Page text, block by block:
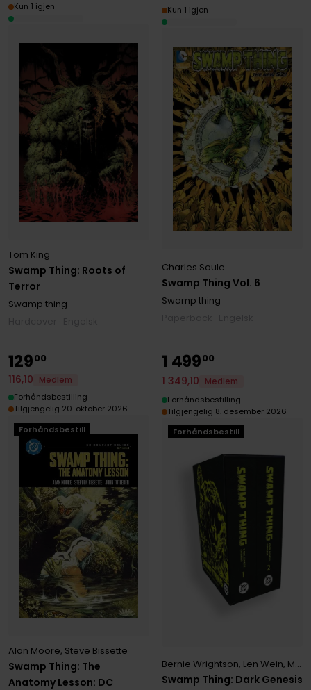
Swamp Thing: Roots of
Terror
Tom King
Swamp thing
Kun 1 igjen
Swamp Thing Vol. 6
Charles Soule
Swamp thing
Kun 1 igjen
Forhåndsbestill
Swamp Thing: The
Anatomy Lesson: DC
Alan Moore, Steve Bissette
12900
116,10
Medlem
Forhåndsbestilling
Tilgjengelig 20. oktober 2026
Forhåndsbestill
Swamp Thing: Dark Genesis
Bernie Wrightson, Len Wein, Martin Pasko
1 49900
1 349,10
Medlem
Forhåndsbestilling
Tilgjengelig 8. desember 2026